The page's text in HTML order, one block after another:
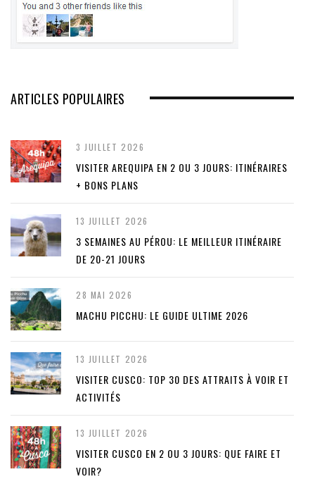
ARTICLES POPULAIRES
3 JUILLET 2026
VISITER AREQUIPA EN 2 OU 3 JOURS: ITINÉRAIRES
+ BONS PLANS
13 JUILLET 2026
3 SEMAINES AU PÉROU: LE MEILLEUR ITINÉRAIRE
DE 20-21 JOURS
28 MAI 2026
MACHU PICCHU: LE GUIDE ULTIME 2026
13 JUILLET 2026
VISITER CUSCO: TOP 30 DES ATTRAITS À VOIR ET
ACTIVITÉS
13 JUILLET 2026
VISITER CUSCO EN 2 OU 3 JOURS: QUE FAIRE ET
VOIR?